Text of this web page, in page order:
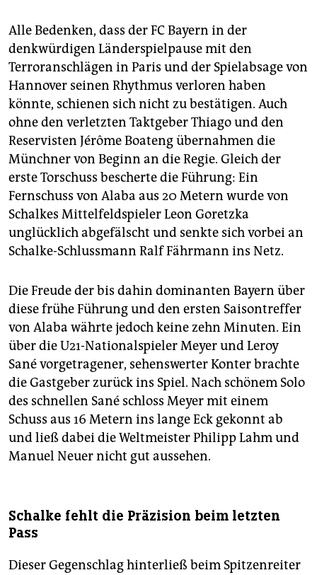
Alle Bedenken, dass der FC Bayern in der
denkwürdigen Länderspielpause mit den
Terroranschlägen in Paris und der Spielabsage von
Hannover seinen Rhythmus verloren haben
könnte, schienen sich nicht zu bestätigen. Auch
ohne den verletzten Taktgeber Thiago und den
Reservisten Jérôme Boateng übernahmen die
Münchner von Beginn an die Regie. Gleich der
erste Torschuss bescherte die Führung: Ein
Fernschuss von Alaba aus 20 Metern wurde von
Schalkes Mittelfeldspieler Leon Goretzka
unglücklich abgefälscht und senkte sich vorbei an
Schalke-Schlussmann Ralf Fährmann ins Netz.
Die Freude der bis dahin dominanten Bayern über
diese frühe Führung und den ersten Saisontreffer
von Alaba währte jedoch keine zehn Minuten. Ein
über die U21-Nationalspieler Meyer und Leroy
Sané vorgetragener, sehenswerter Konter brachte
die Gastgeber zurück ins Spiel. Nach schönem Solo
des schnellen Sané schloss Meyer mit einem
Schuss aus 16 Metern ins lange Eck gekonnt ab
und ließ dabei die Weltmeister Philipp Lahm und
Manuel Neuer nicht gut aussehen.
Schalke fehlt die Präzision beim letzten
Pass
Dieser Gegenschlag hinterließ beim Spitzenreiter